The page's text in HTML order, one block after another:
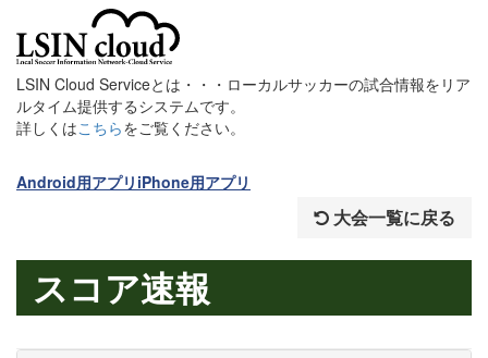
LSIN Cloud Serviceとは・・・ローカルサッカーの試合情報をリア
ルタイム提供するシステムです。
詳しくはこちらをご覧ください。
Android用アプリ iPhone用アプリ
大会一覧に戻る
スコア速報